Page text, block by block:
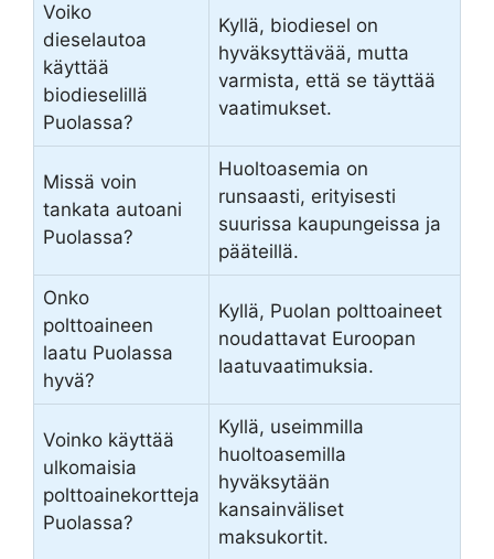
Voiko
dieselautoa
käyttää
biodieselillä
Puolassa?
Kyllä, biodiesel on
hyväksyttävää, mutta
varmista, että se täyttää
vaatimukset.
Missä voin
tankata autoani
Puolassa?
Huoltoasemia on
runsaasti, erityisesti
suurissa kaupungeissa ja
pääteillä.
Onko
polttoaineen
laatu Puolassa
hyvä?
Kyllä, Puolan polttoaineet
noudattavat Euroopan
laatuvaatimuksia.
Voinko käyttää
ulkomaisia
polttoainekortteja
Puolassa?
Kyllä, useimmilla
huoltoasemilla
hyväksytään
kansainväliset
maksukortit.